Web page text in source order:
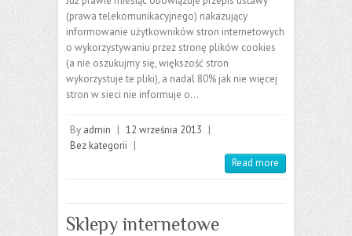
(prawa telekomunikacyjnego) nakazujący
informowanie użytkowników stron internetowych
o wykorzystywaniu przez stronę plików cookies
(a nie oszukujmy się, większość stron
wykorzystuje te pliki), a nadal 80% jak nie więcej
stron w sieci nie informuje o…
By admin | 12 września 2013 |
Bez kategorii |
Read more
Sklepy internetowe